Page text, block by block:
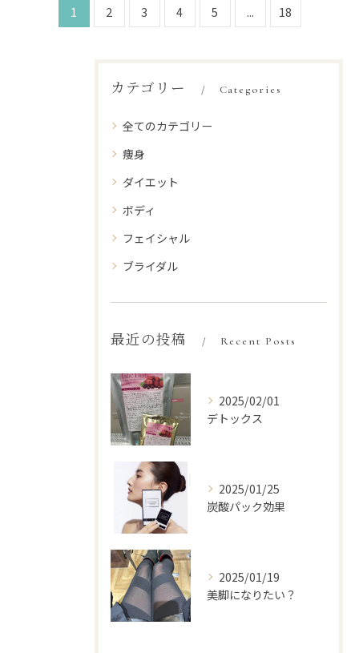
1 2 3 4 5 ... 18
カテゴリー Categories
全てのカテゴリー
痩身
ダイエット
ボディ
フェイシャル
ブライダル
最近の投稿 Recent Posts
2025/02/01
デトックス
2025/01/25
炭酸パック効果
2025/01/19
美脚になりたい？